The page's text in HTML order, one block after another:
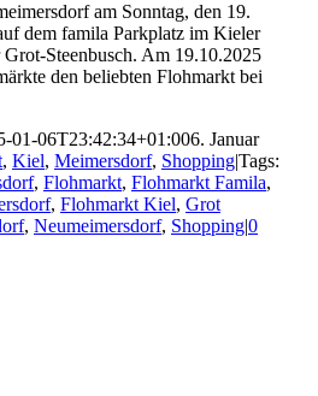
am Sonntag, den 19.
dem famila Parkplatz im Kieler
Steenbusch. Am 19.10.2025
den beliebten Flohmarkt bei
01-06T23:42:34+01:006. Januar
, Kiel, Meimersdorf, Shopping|Tags:
, Flohmarkt, Flohmarkt Famila,
, Flohmarkt Kiel, Grot
, Neumeimersdorf, Shopping|0